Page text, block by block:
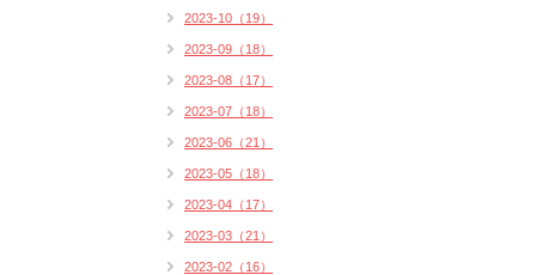
2023-10（19）
2023-09（18）
2023-08（17）
2023-07（18）
2023-06（21）
2023-05（18）
2023-04（17）
2023-03（21）
2023-02（16）